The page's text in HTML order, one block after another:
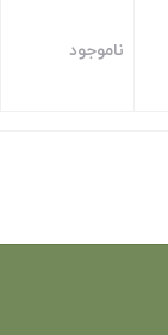
ناموجود